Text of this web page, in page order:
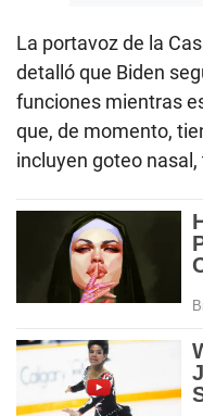
La portavoz de la
detalló que Biden
funciones mientras
que, de momento,
incluyen goteo nasal,